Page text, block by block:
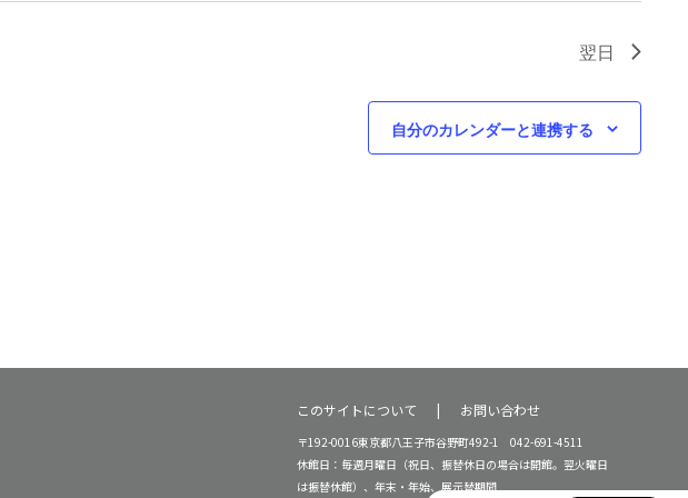
翌日
自分のカレンダーと連携する
このサイトについて お問い合わせ
〒192-0016東京都八王子市谷野町492-1 042-691-4511
休館日：毎週月曜日（祝日、振替休日の場合は開館。翌火曜日
は振替休館）、年末・年始、展示替期間